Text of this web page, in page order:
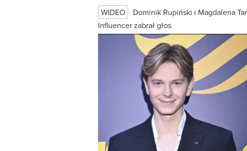
WIDEO
Dominik Rupiński i Magdalena
Influencer zabrał głos